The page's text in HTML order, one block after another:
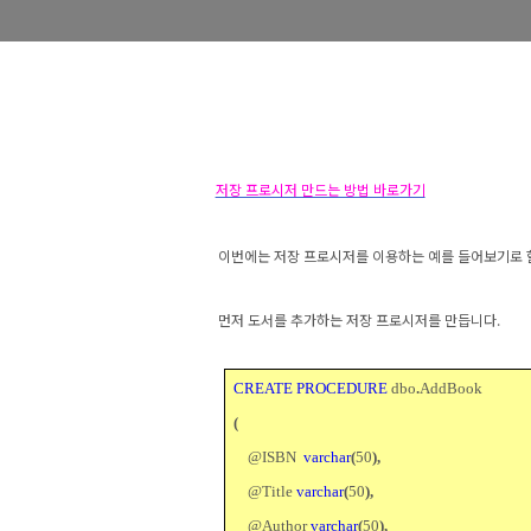
저장 프로시저 만드는 방법 바로가기
이번에는 저장 프로시저를 이용하는 예를 들어보기로
먼저 도서를 추가하는 저장 프로시저를 만듭니다.
CREATE PROCEDUREdbo.AddBook
(
@ISBN varchar(50),
@Titlevarchar(50),
@Authorvarchar(50),